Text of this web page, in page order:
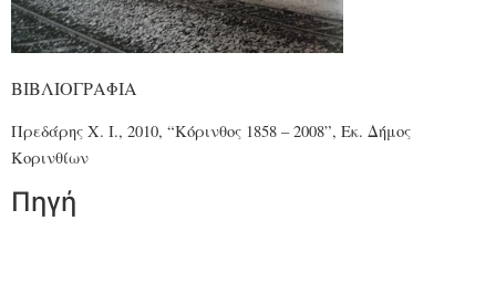
ΒΙΒΛΙΟΓΡΑΦΙΑ
Πρεδάρης Χ. Ι., 2010, “Κόρινθος 1858 – 2008”, Εκ. Δήμος
Κορινθίων
Πηγή